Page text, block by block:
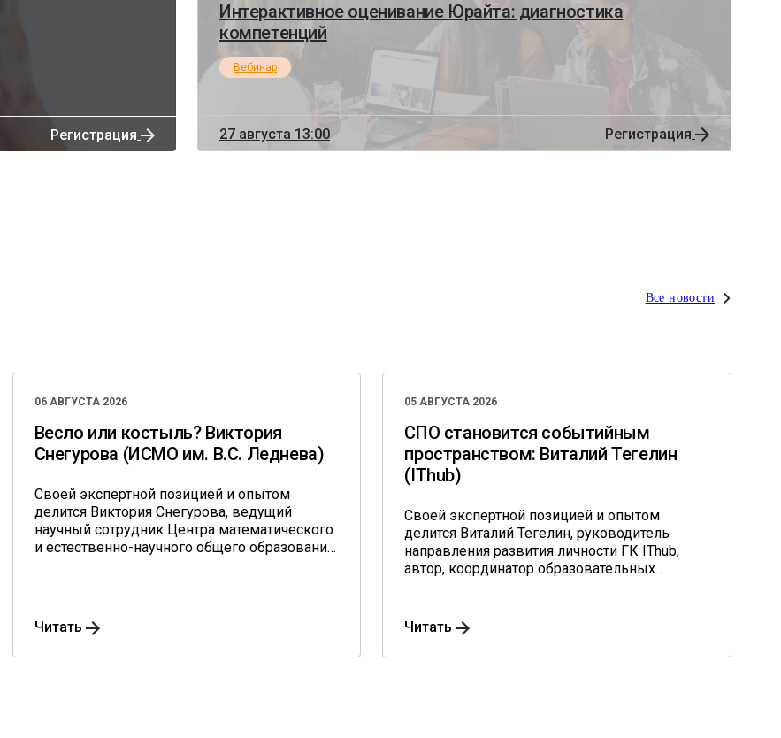
Регистрация
Интерактивное оценивание Юрайта: диагностика
компетенций
Вебинар
27 августа 13:00 Регистрация
Все новости
06 АВГУСТА 2026
Весло или костыль? Виктория
Снегурова (ИСМО им. В.С. Леднева)
Своей экспертной позицией и опытом
делится Виктория Снегурова, ведущий
научный сотрудник Центра математического
и естественно-научного общего образования
Читать
05 АВГУСТА 2026
СПО становится событийным
пространством: Виталий Тегелин
(IThub)
Своей экспертной позицией и опытом
делится Виталий Тегелин, руководитель
направления развития личности ГК IThub,
автор, координатор образовательных
Читать